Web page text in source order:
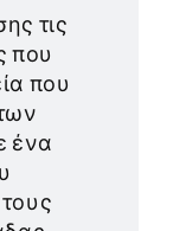
τις
που
που
ένα